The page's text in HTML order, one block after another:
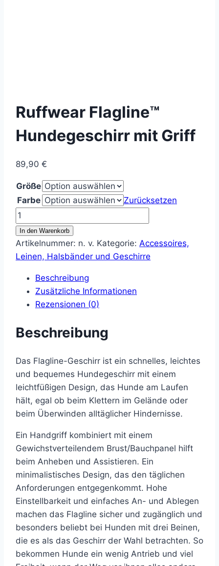
Ruffwear Flagline™
Hundegeschirr mit Griff
89,90 €
Größe
Farbe
Zurücksetzen
Ruffwear
Flagline™
Hundegeschirr
mit
Menge
In den Warenkorb
Artikelnummer: n. v. Kategorie: Accessoires,
Leinen, Halsbänder und Geschirre
Beschreibung
Zusätzliche Informationen
Rezensionen (0)
Beschreibung
Das Flagline-Geschirr ist ein schnelles, leichtes
und bequemes Hundegeschirr mit einem
leichtfüßigen Design, das Hunde am Laufen
hält, egal ob beim Klettern im Gelände oder
beim Überwinden alltäglicher Hindernisse.
Ein Handgriff kombiniert mit einem
Gewichstverteilendem Brust/Bauchpanel hilft
beim Anheben und Assistieren. Ein
minimalistisches Design, das den täglichen
Anforderungen entgegenkommt. Hohe
Einstellbarkeit und einfaches An- und Ablegen
machen das Flagline sicher und zugänglich und
besonders beliebt bei Hunden mit drei Beinen,
die es als das Geschirr der Wahl betrachten. So
bekommen Hunde ein wenig Antrieb und viel